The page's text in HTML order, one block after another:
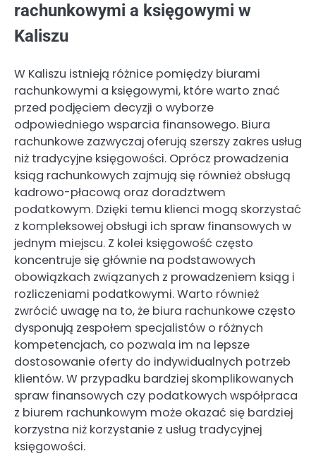
rachunkowymi a księgowymi w
Kaliszu
W Kaliszu istnieją różnice pomiędzy biurami
rachunkowymi a księgowymi, które warto znać
przed podjęciem decyzji o wyborze
odpowiedniego wsparcia finansowego. Biura
rachunkowe zazwyczaj oferują szerszy zakres usług
niż tradycyjne księgowości. Oprócz prowadzenia
ksiąg rachunkowych zajmują się również obsługą
kadrowo-płacową oraz doradztwem
podatkowym. Dzięki temu klienci mogą skorzystać
z kompleksowej obsługi ich spraw finansowych w
jednym miejscu. Z kolei księgowość często
koncentruje się głównie na podstawowych
obowiązkach związanych z prowadzeniem ksiąg i
rozliczeniami podatkowymi. Warto również
zwrócić uwagę na to, że biura rachunkowe często
dysponują zespołem specjalistów o różnych
kompetencjach, co pozwala im na lepsze
dostosowanie oferty do indywidualnych potrzeb
klientów. W przypadku bardziej skomplikowanych
spraw finansowych czy podatkowych współpraca
z biurem rachunkowym może okazać się bardziej
korzystna niż korzystanie z usług tradycyjnej
księgowości.